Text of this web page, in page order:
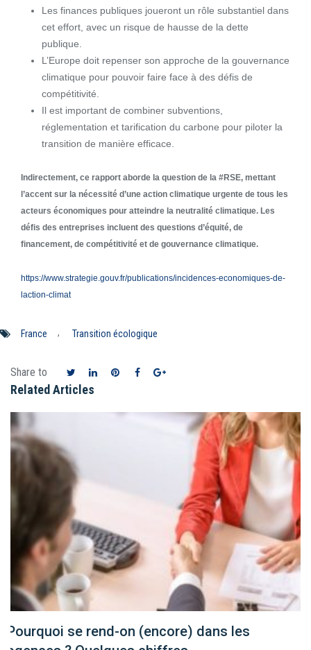
Les finances publiques joueront un rôle substantiel dans
cet effort, avec un risque de hausse de la dette
publique.
L’Europe doit repenser son approche de la gouvernance
climatique pour pouvoir faire face à des défis de
compétitivité.
Il est important de combiner subventions,
réglementation et tarification du carbone pour piloter la
transition de manière efficace.
Indirectement, ce rapport aborde la question de la #RSE, mettant
l’accent sur la nécessité d’une action climatique urgente de tous les
acteurs économiques pour atteindre la neutralité climatique. Les
défis des entreprises incluent des questions d’équité, de
financement, de compétitivité et de gouvernance climatique.
https://www.strategie.gouv.fr/publications/incidences-economiques-de-
laction-climat
France , Transition écologique
Share to
Related Articles
Pourquoi se rend-on (encore) dans les